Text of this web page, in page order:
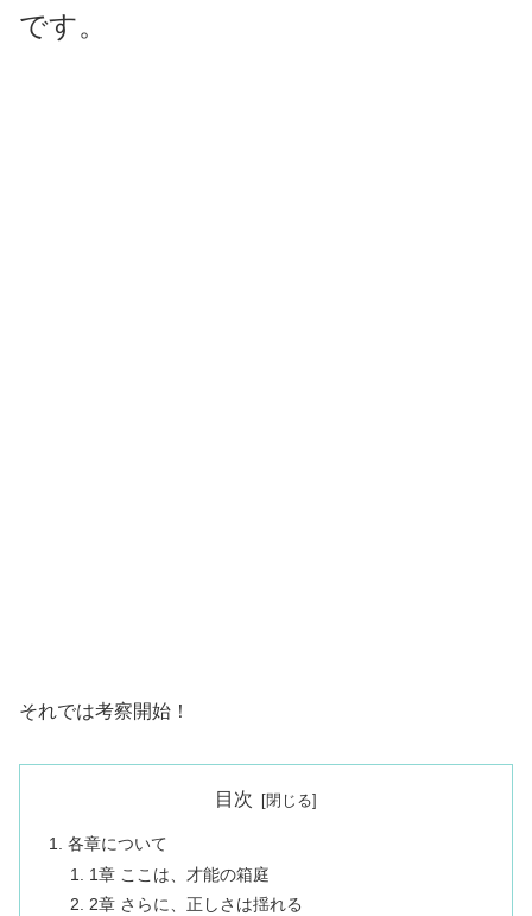
です。
それでは考察開始！
目次
各章について
1章 ここは、才能の箱庭
2章 さらに、正しさは揺れる